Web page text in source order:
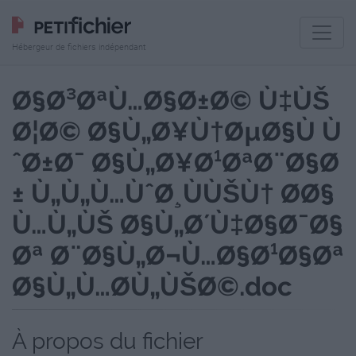
Hébergeur de fichiers indépendant
Ø§Ø³ØªÙ…Ø§Ø±Ø© Ù‡ÙŠ
Ø¦Ø© Ø§Ù„Ø¥Ù†ØµØ§Ù Ù
ˆØ±Ø¯ Ø§Ù„Ø¥Ø¹ØªØ¨Ø§Ø
± Ù„Ù„Ù…ÙˆØ¸ÙÙŠÙ† Ø­Ø§
Ù…Ù„ÙŠ Ø§Ù„Ø´Ù‡Ø§Ø¯Ø§
Øª Ø¨Ø§Ù„Ø¬Ù…Ø§Ø¹Ø§Øª
Ø§Ù„Ù…Ø­Ù„ÙŠØ©.doc
À propos du fichier